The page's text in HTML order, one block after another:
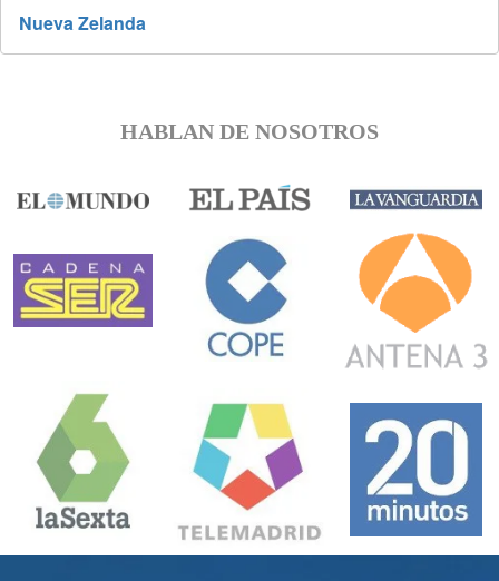
Nueva Zelanda
HABLAN DE NOSOTROS